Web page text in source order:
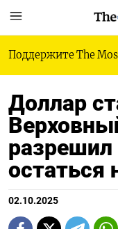
Поддержите The
Доллар
разрешил
остаться
02.10.2025